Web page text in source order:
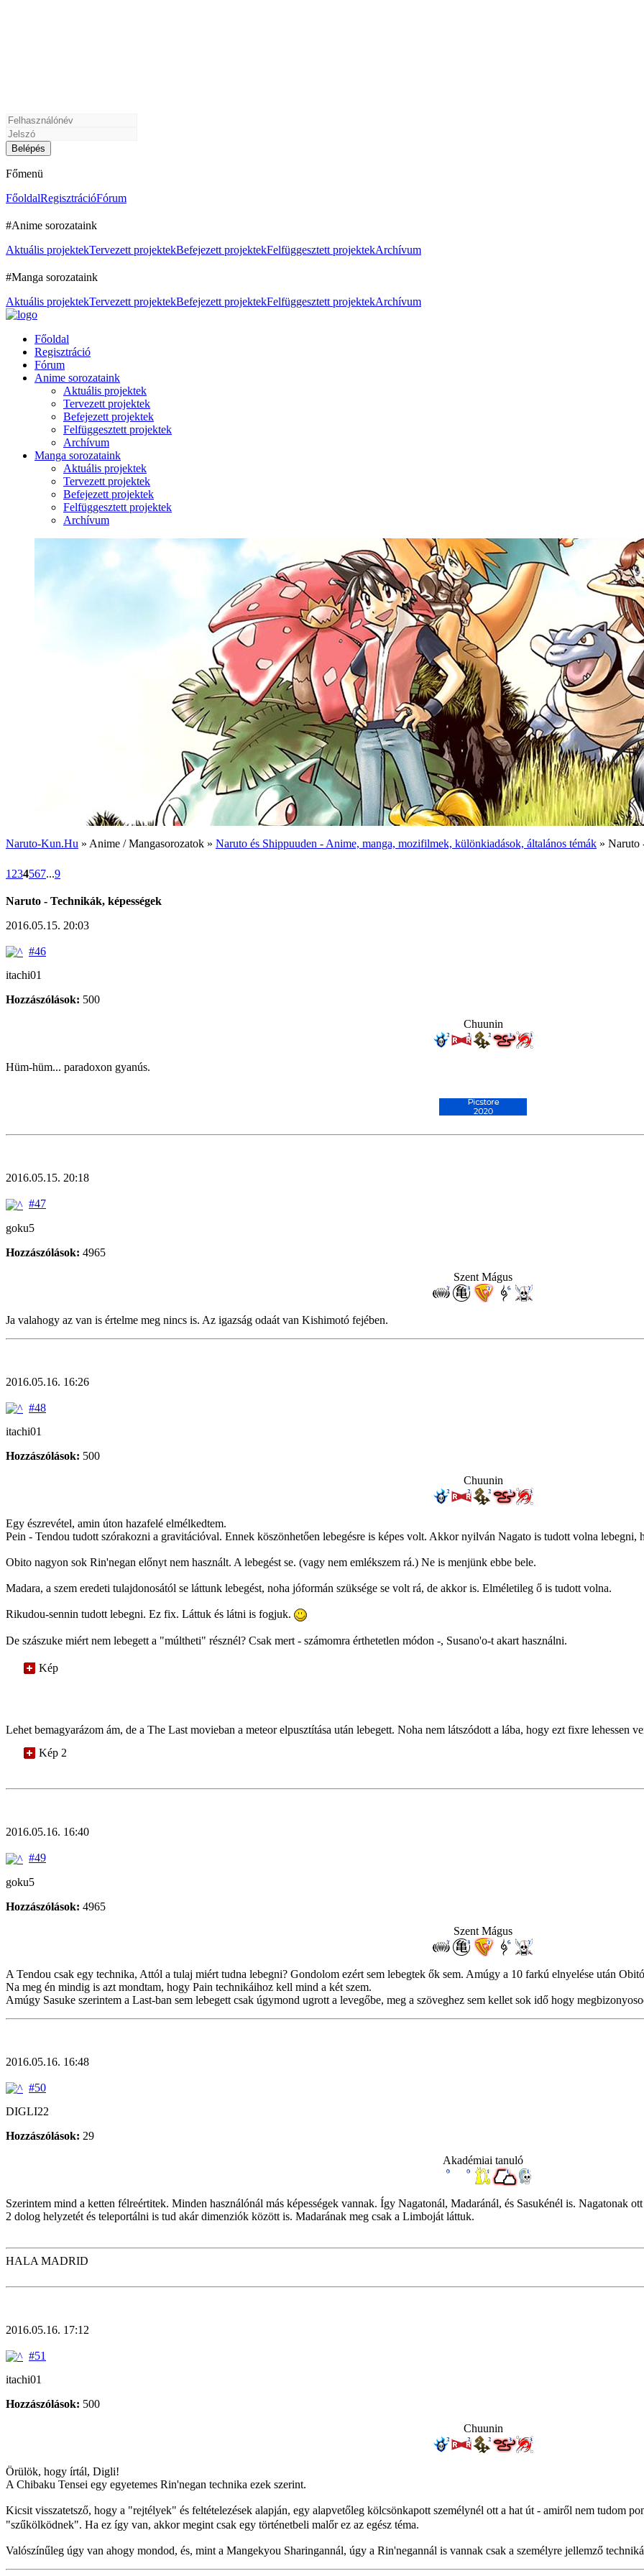
Főmenü
FőoldalRegisztrációFórum
#Anime sorozataink
Aktuális projektekTervezett projektekBefejezett projektekFelfüggesztett projektekArchívum
#Manga sorozataink
Aktuális projektekTervezett projektekBefejezett projektekFelfüggesztett projektekArchívum
Főoldal
Regisztráció
Fórum
Anime sorozataink
Aktuális projektek
Tervezett projektek
Befejezett projektek
Felfüggesztett projektek
Archívum
Manga sorozataink
Aktuális projektek
Tervezett projektek
Befejezett projektek
Felfüggesztett projektek
Archívum
Naruto-Kun.Hu » Anime / Mangasorozatok » Naruto és Shippuuden - Anime, manga, mozifilmek, különkiadások, általános témák » Naruto
1 234567...9
Naruto - Technikák, képességek
2016.05.15. 20:03
#46
itachi01
Hozzászólások: 500
Chuunin
Hüm-hüm... paradoxon gyanús.
2016.05.15. 20:18
#47
goku5
Hozzászólások: 4965
Szent Mágus
Ja valahogy az van is értelme meg nincs is. Az igazság odaát van Kishimotó fejében.
2016.05.16. 16:26
#48
itachi01
Hozzászólások: 500
Chuunin
Egy észrevétel, amin úton hazafelé elmélkedtem.
Pein - Tendou tudott szórakozni a gravitációval. Ennek köszönhetően lebegésre is képes volt. Akkor nyilván Nagato is tudott volna lebegni,
Obito nagyon sok Rin'negan előnyt nem használt. A lebegést se. (vagy nem emlékszem rá.) Ne is menjünk ebbe bele.
Madara, a szem eredeti tulajdonosától se láttunk lebegést, noha jóformán szüksége se volt rá, de akkor is. Elméletileg ő is tudott volna.
Rikudou-sennin tudott lebegni. Ez fix. Láttuk és látni is fogjuk.
De szászuke miért nem lebegett a "múltheti" résznél? Csak mert - számomra érthetetlen módon -, Susano'o-t akart használni.
Kép
Lehet bemagyarázom ám, de a The Last movieban a meteor elpusztítása után lebegett. Noha nem látszódott a lába, hogy ezt fixre lehessen
Kép 2
2016.05.16. 16:40
#49
goku5
Hozzászólások: 4965
Szent Mágus
A Tendou csak egy technika, Attól a tulaj miért tudna lebegni? Gondolom ezért sem lebegtek ők sem. Amúgy a 10 farkú elnyelése után
Na meg én mindig is azt mondtam, hogy Pain technikáihoz kell mind a két szem.
Amúgy Sasuke szerintem a Last-ban sem lebegett csak úgymond ugrott a levegőbe, meg a szöveghez sem kellet sok idő hogy
2016.05.16. 16:48
#50
DIGLI22
Hozzászólások: 29
Akadémiai tanuló
Szerintem mind a ketten félreértitek. Minden használónál más képességek vannak. Így Nagatonál, Madaránál, és Sasukénél is. Nagatonak
2 dolog helyzetét és teleportálni is tud akár dimenziók között is. Madarának meg csak a Limboját láttuk.
HALA MADRID
2016.05.16. 17:12
#51
itachi01
Hozzászólások: 500
Chuunin
Örülök, hogy írtál, Digli!
A Chibaku Tensei egy egyetemes Rin'negan technika ezek szerint.
Kicsit visszatetsző, hogy a "rejtélyek" és feltételezések alapján, egy alapvetőleg kölcsönkapott személynél ott a hat út - amiről nem tudom
"szűkölködnek". Ha ez így van, akkor megint csak egy történetbeli malőr ez az egész téma.
Valószínűleg úgy van ahogy mondod, és, mint a Mangekyou Sharingannál, úgy a Rin'negannál is vannak csak a személyre jellemző